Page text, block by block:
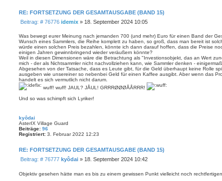
RE: FORTSETZUNG DER GESAMTAUSGABE (BAND 15)
Beitrag: # 76776B
i
t
r
a
g
idemix » 18. September 2024 10:05
Was bewegt eurer Meinung nach jemanden 700 (und mehr) Euro für einen Band der
Wunsch eines Sammlers, die Reihe komplett zu haben, so groß, dass man bereit ist
würde einen solchen Preis bezahlen, könnte ich dann darauf hoffen, dass die Preise
einigen Jahren gewinnbringend wieder veräußern könnte?
Weil in diesen Dimensionen wäre die Betrachtung als "Investionsobjekt, das an Wert
mich - der als Nichtsammler nicht nachvollziehen kann, wie Sammler denken -
Abgesehen von der Tatsache, dass es Leute gibt, für die Geld überhaupt keine Rolle
ausgeben wie unsereiner so nebenbei Geld für einen Kaffee ausgibt. Aber wenn das
handelt es sich vermutlich nicht darum.
wuff! wuff! JAUL? JÅUL! GRRRØØØÅÅRRR!
Und so was schimpft sich Lyriker!
kyôdai
AsterIX Village Guard
Beiträge: 96
Registriert: 3. Februar 2022 12:23
RE: FORTSETZUNG DER GESAMTAUSGABE (BAND 15)
Beitrag: # 76777Bkyôdai » 18. September 2024 10:42
Objektiv gesehen hätte man es bis zu einem gewissen Punkt vielleicht noch